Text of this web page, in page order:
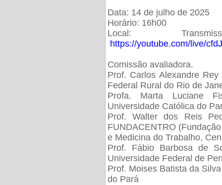
Data: 14 de julho de 2025
Horário: 16h00
Local:
https://youtube.com/live/
Comissão avaliadora.
Prof. Carlos Alexandre
Federal Rural do Rio de
Profa. Marta Luciane
Universidade Católica do
Prof. Walter dos Reis
FUNDACENTRO
e Medicina do Trabalho,
Prof. Fábio Barbosa de
Universidade Federal de
Prof. Moises Batista da
do Pará